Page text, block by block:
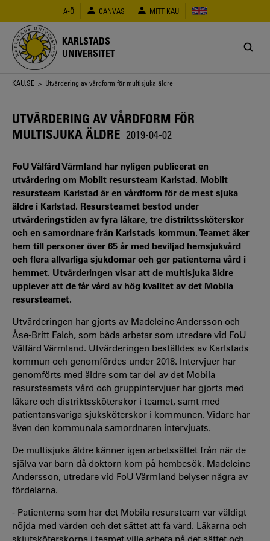
huvudinnehåll
A-Ö CANVAS MITT KAU
KARLSTADS
UNIVERSITET
Länkstig
KAU.SE > Utvärdering av vårdform för multisjuka äldre
UTVÄRDERING AV VÅRDFORM FÖR
MULTISJUKA ÄLDRE 2019-04-02
FoU Välfärd Värmland har nyligen publicerat en
utvärdering om Mobilt resursteam Karlstad. Mobilt
resursteam Karlstad är en vårdform för de mest sjuka
äldre i Karlstad. Resursteamet bestod under
utvärderingstiden av fyra läkare, tre distriktssköterskor
och en samordnare från Karlstads kommun. Teamet åker
hem till personer över 65 år med beviljad hemsjukvård
och flera allvarliga sjukdomar och ger patienterna vård i
hemmet. Utvärderingen visar att de multisjuka äldre
upplever att de får vård av hög kvalitet av det Mobila
resursteamet.
Utvärderingen har gjorts av Madeleine Andersson och
Åse-Britt Falch, som båda arbetar som utredare vid FoU
Välfärd Värmland. Utvärderingen beställdes av Karlstads
kommun och genomfördes under 2018. Intervjuer har
genomförts med äldre som tar del av det Mobila
resursteamets vård och gruppintervjuer har gjorts med
läkare och distriktssköterskor i teamet, samt med
patientansvariga sjuksköterskor i kommunen. Vidare har
även den kommunala samordnaren intervjuats.
De multisjuka äldre känner igen arbetssättet från när de
själva var barn då doktorn kom på hembesök. Madeleine
Andersson, utredare vid FoU Värmland belyser några av
fördelarna.
- Patienterna som har det Mobila resursteam var väldigt
nöjda med vården och det sättet att få vård. Läkarna och
skjutsköterskorna i teamet ville arbeta på det sättet och